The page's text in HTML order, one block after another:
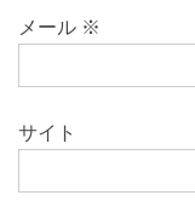
メール ※
サイト